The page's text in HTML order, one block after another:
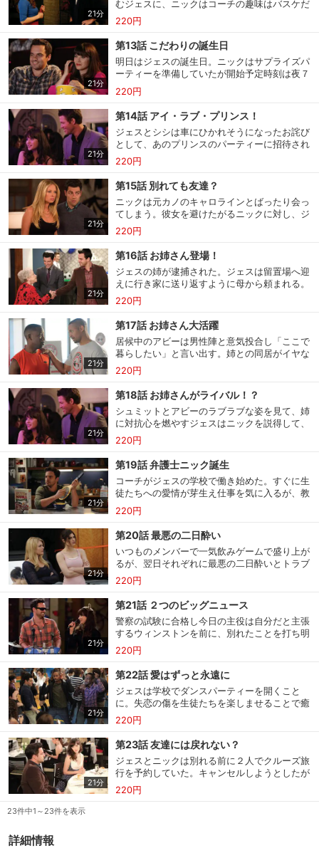
視聴デバイス一覧
スマホなどでRakuten TVを視聴する際のデ
パスコード設定
視聴年齢制限の変更時にパスコード入力が
求められるのでお子さまがいても安心で
す。
メルマガ
メルマガの配信停止、配信先のメールアド
レスの変更が可能です。
定額見放題解約
可能です。
ログアウト
21分
むジェスに、ニックはコーチの趣味はバスケだ
と教える。ジェスはバスケファンだとウソをつ
きコーチと試合観戦を始めるが…
220円
21分
第13話 こだわりの誕生日
明日はジェスの誕生日。ニックはサプライズパ
ーティーを準備していたが開始予定時刻は夜７
時で日中の計画はなかった。ジェスもだらだら
過ごしたいだろうと思っていたが…
220円
21分
第14話 アイ・ラブ・プリンス！
ジェスとシシは車にひかれそうになったお詫び
として、あのプリンスのパーティーに招待され
る。大興奮でパーティーに向かう時、送り出す
ニックが愛してると口走ってしまう。
220円
21分
第15話 別れても友達？
ニックは元カノのキャロラインとばったり会っ
てしまう。彼女を避けたがるニックに対し、ジ
ェスは別れた恋人との友情は成立すると主張。
今も親友だという元カレを紹介する。
220円
21分
第16話 お姉さん登場！
ジェスの姉が逮捕された。ジェスは留置場へ迎
えに行き家に送り返すように母から頼まれる。
会いたいというニックに、姉を会わせたくない
ジェスはウソをついて出かける。
220円
21分
第17話 お姉さん大活躍
居候中のアビーは男性陣と意気投合し「ここで
暮らしたい」と言い出す。姉との同居がイヤな
ジェスは内緒で部屋を見つけ、自らの意思で引
っ越したと思わせる作戦に出る。
220円
21分
第18話 お姉さんがライバル！？
シュミットとアビーのラブラブな姿を見て、姉
に対抗心を燃やすジェスはニックを説得して、
同居改め同棲生活をスタートさせるが、思いが
けない問題が浮上してしまう。
220円
21分
第19話 弁護士ニック誕生
コーチがジェスの学校で働き始めた。すぐに生
徒たちへの愛情が芽生え仕事を気に入るが、教
頭になったジェスが予算不足解消のために彼を
解雇するよう命じられてしまう。
220円
21分
第20話 最悪の二日酔い
いつものメンバーで一気飲みゲームで盛り上が
るが、翌日それぞれに最悪の二日酔いとトラブ
ルが待ち受けていた。特にジェスとニックには
思いがけない結末が待っていた。
220円
21分
第21話 ２つのビッグニュース
警察の試験に合格し今日の主役は自分だと主張
するウィンストンを前に、別れたことを打ち明
けられなくなったジェスとニックは、今日だ
け、まだ恋人のふりをしようと決める。
220円
21分
第22話 愛はずっと永遠に
ジェスは学校でダンスパーティーを開くこと
に。失恋の傷を生徒たちを楽しませることで癒
やしたいのだ。だが同僚が非協力的で、結局い
つもの仲間に手伝いを頼むことになる。
220円
21分
第23話 友達には戻れない？
ジェスとニックは別れる前に２人でクルーズ旅
行を予約していた。キャンセルしようとしたが
返金不可とのことで、ルームメイトの男たちと
シシを含む６人で行くことにする。
220円
23件中1～23件を表示
詳細情報